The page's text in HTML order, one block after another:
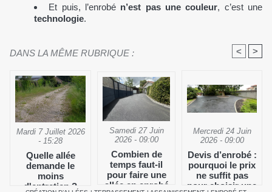
Et puis, l’enrobé n’est pas une couleur, c’est une
technologie.
DANS LA MÊME RUBRIQUE : < >
Mardi 7 Juillet 2026
- 15:28
Quelle allée
demande le
moins
d'entretien ?
Samedi 27 Juin
2026 - 09:00
Combien de
temps faut-il
pour faire une
allée en enrobé
Mercredi 24 Juin
2026 - 09:00
Devis d’enrobé :
pourquoi le prix
ne suffit pas
pour choisir une